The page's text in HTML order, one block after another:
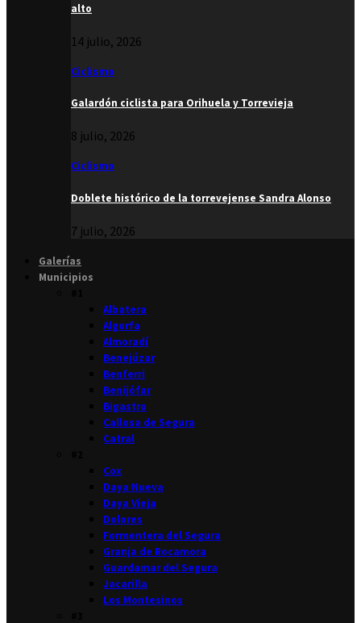
alto
14 julio, 2026
Ciclismo
Galardón ciclista para Orihuela y Torrevieja
8 julio, 2026
Ciclismo
Doblete histórico de la torrevejense Sandra Alonso
7 julio, 2026
Galerías
Municipios
Albatera
Algorfa
Almoradí
Benejúzar
Benferri
Benijófar
Bigastro
Callosa de Segura
Catral
Cox
Daya Nueva
Daya Vieja
Dolores
Formentera del Segura
Granja de Rocamora
Guardamar del Segura
Jacarilla
Los Montesinos